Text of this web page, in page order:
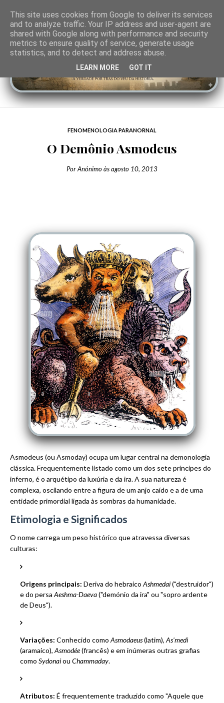
FENOMENOLOGIA PARANORNAL
O Demônio Asmodeus
PorAnónimoàsagosto 10, 2013
Asmodeus (ou Asmoday) ocupa um lugar central na demonologia
clássica. Frequentemente listado como um dos sete príncipes do
inferno, é o arquétipo da luxúria e da ira. A sua natureza é
complexa, oscilando entre a figura de um anjo caído e a de uma
entidade primordial ligada às sombras da humanidade.
Etimologia e Significados
O nome carrega um peso histórico que atravessa diversas
culturas:
Origens principais: Deriva do hebraico Ashmedai("destruidor")
e do persa Aeshma-Daeva("demónio da ira" ou "sopro ardente
de Deus").
Variações: Conhecido como Asmodaeus(latim), As'medi
(aramaico), Asmodée(francês) e em inúmeras outras grafias
como Sydonaiou Chammaday.
Atributos: É frequentemente traduzido como "Aquele que
This site uses cookies from Google to deliver its services
and to analyze traffic. Your IP address and user-agent are
shared with Google along with performance and security
metrics to ensure quality of service, generate usage
statistics, and to detect and address abuse.
LEARN MORE GOT IT